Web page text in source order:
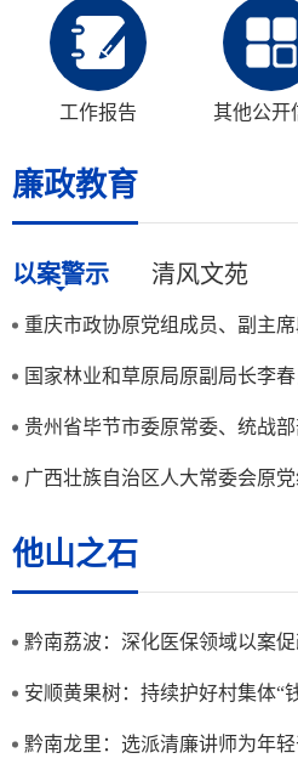
工作报告 其他公开
廉政教育
以案警示 清风文苑
他山之石
黔南荔波：深化医保领域以案
安顺黄果树：持续护好村集体“